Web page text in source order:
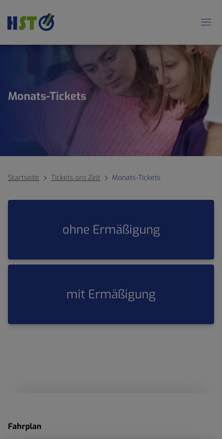
Monats-Tickets
Startseite Tickets pro Zeit Monats-Tickets
ohne Ermäßigung
mit Ermäßigung
Fahrplan